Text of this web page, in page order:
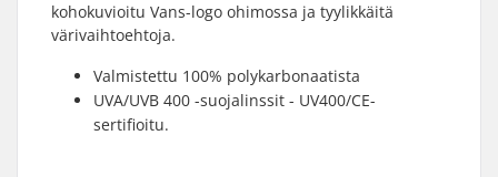
kohokuvioitu Vans-logo ohimossa ja tyylikkäitä
värivaihtoehtoja.
Valmistettu 100% polykarbonaatista
UVA/UVB 400 -suojalinssit - UV400/CE-
sertifioitu.